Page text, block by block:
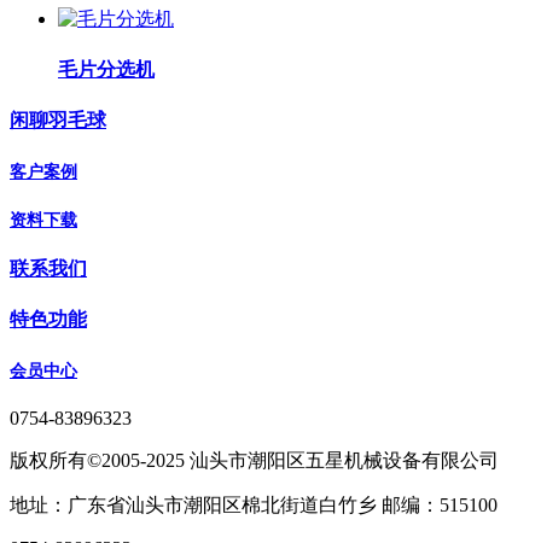
毛片分选机
闲聊羽毛球
客户案例
资料下载
联系我们
特色功能
会员中心
0754-83896323
版权所有©2005-2025 汕头市潮阳区五星机械设备有限公司
地址：广东省汕头市潮阳区棉北街道白竹乡 邮编：515100